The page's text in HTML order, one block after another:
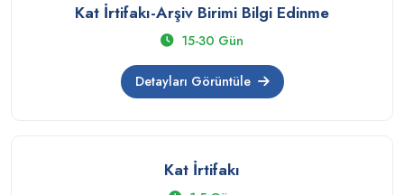
Kat İrtifakı-Arşiv Birimi Bilgi Edinme
15-30 Gün
Detayları Görüntüle
Kat İrtifakı